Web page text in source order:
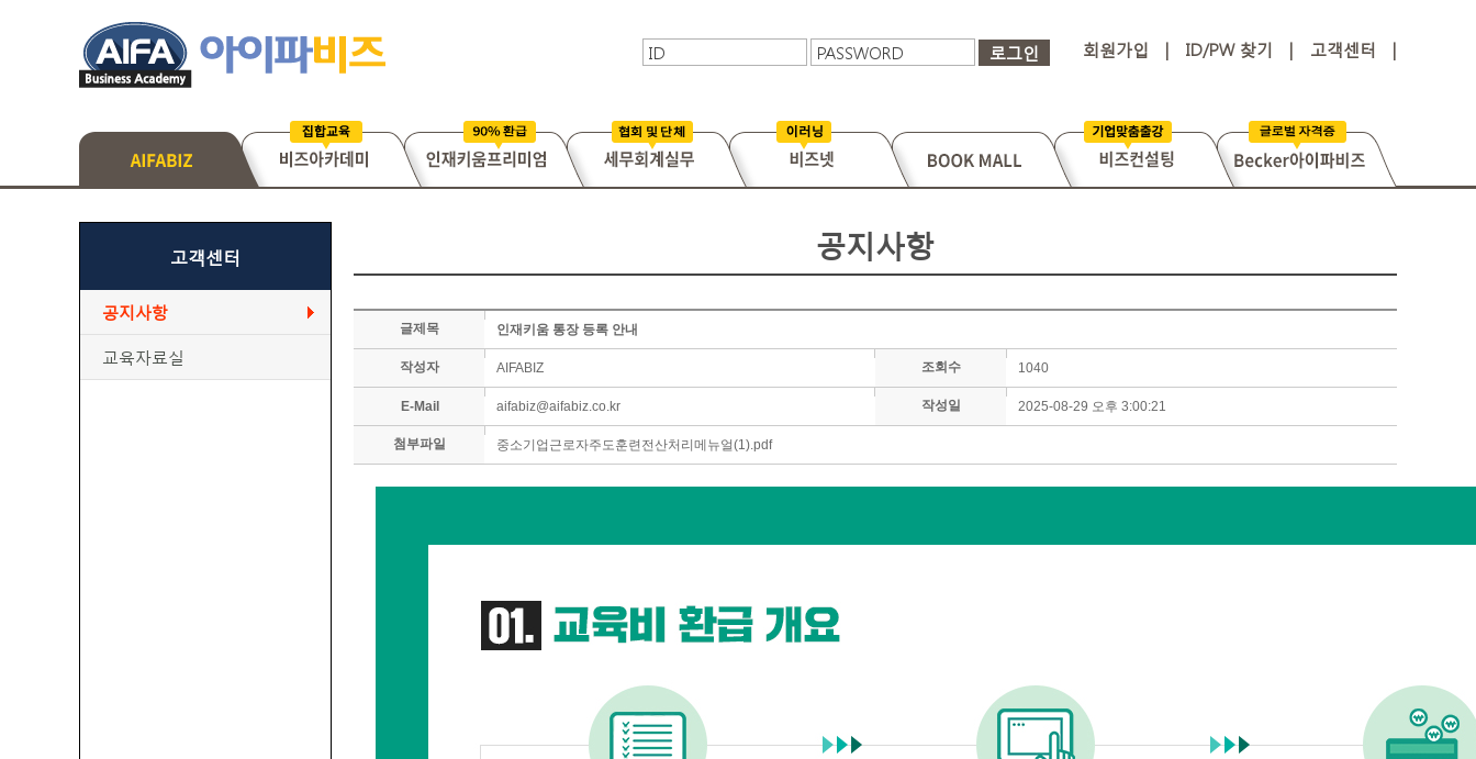
로그인 회원가입 | ID/PW 찾기 | 고객센터 |
고객센터
공지사항
교육자료실
공지사항
글제목 인재키움 통장 등록 안내
작성자 AIFABIZ 조회수 1040
E-Mail aifabiz@aifabiz.co.kr 작성일 2025-08-29 오후 3:00:21
첨부파일 중소기업근로자주도훈련전산처리메뉴얼(1).pdf